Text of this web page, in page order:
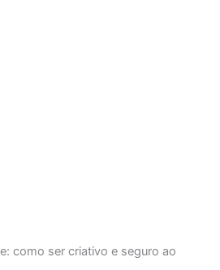
como ser criativo e seguro ao